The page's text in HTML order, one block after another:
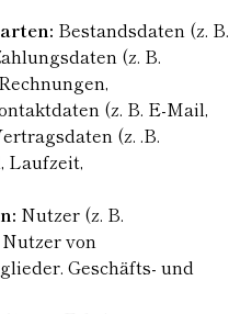
Bestandsdaten (z. B.
(z. B.
(z. B. E-Mail,
(z. .B.
Laufzeit,
Nutzer (z. B.
von
Geschäfts- und